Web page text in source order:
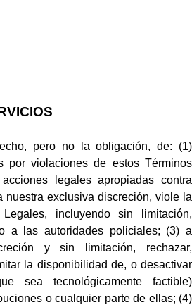
pero no la obligación, de: (1)
por violaciones de estos Términos
legales apropiadas contra
nuestra exclusiva discreción, viole la
incluyendo sin limitación,
a las autoridades policiales; (3) a
y sin limitación, rechazar,
la disponibilidad de, o desactivar
sea tecnológicamente factible)
o cualquier parte de ellas; (4)